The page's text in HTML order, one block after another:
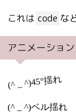
これは code な
アニメーション
(^ _ ^)45°揺れ
(^ _ ^)ベル揺れ